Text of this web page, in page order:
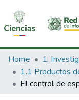
Communities &
All of DSpace
Home